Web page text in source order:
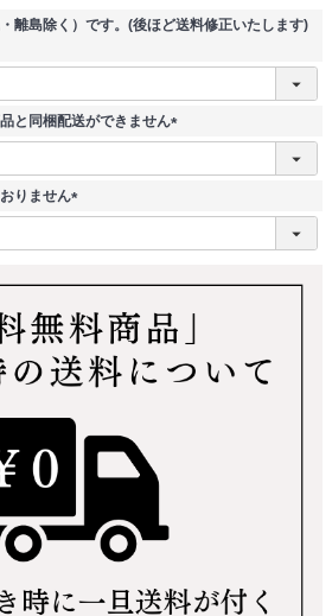
離島除く）です。(後ほど送料修正いたします)
と同梱配送ができません
(
りません
(
)